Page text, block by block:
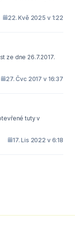
22. Kvě 2025 v 1:22
ze dne 26.7.2017.
27. Čvc 2017 v 16:37
tuty v
17. Lis 2022 v 6:18